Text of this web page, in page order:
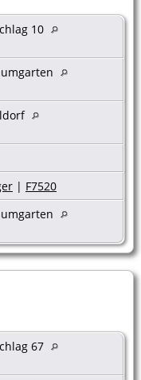
10
| F7520
67